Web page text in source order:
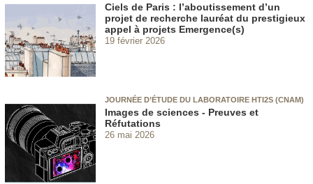
Ciels de Paris : l’aboutissement d’un
projet de recherche lauréat du prestigieux
appel à projets Emergence(s)
19 février 2026
JOURNÉE D’ÉTUDE DU LABORATOIRE HTI2S (CNAM)
Images de sciences - Preuves et
Réfutations
26 mai 2026